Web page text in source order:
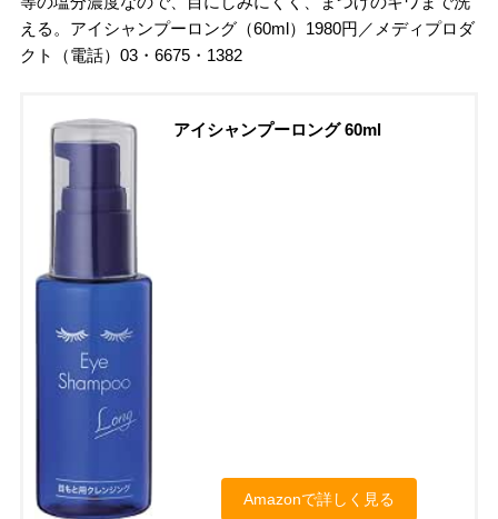
える。アイシャンプーロング（60ml）1980円／メディプロダ
クト（電話）03・6675・1382
アイシャンプーロング 60ml
Amazonで詳しく見る